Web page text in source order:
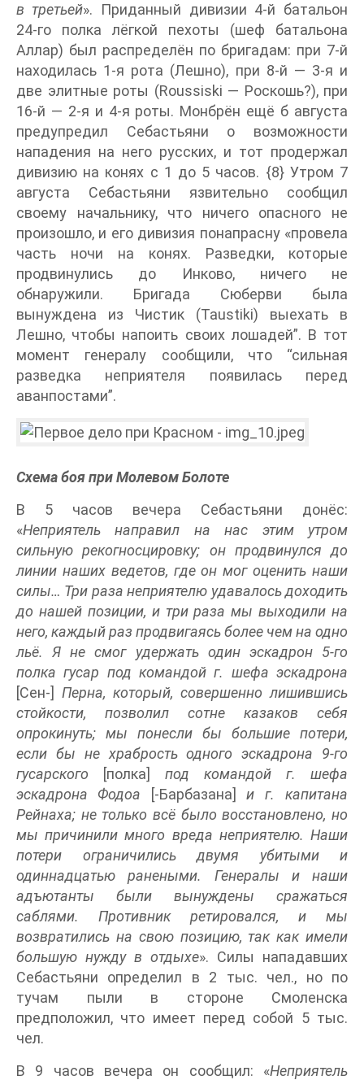
в третьей». Приданный дивизии 4-й батальон
24-го полка лёгкой пехоты (шеф батальона
Аллар) был распределён по бригадам: при 7-й
находилась 1-я рота (Лешно), при 8-й — 3-я и
две элитные роты (Roussiski — Роскошь?), при
16-й — 2-я и 4-я роты. Монбрён ещё б августа
предупредил Себастьяни о возможности
нападения на него русских, и тот продержал
дивизию на конях с 1 до 5 часов. {8} Утром 7
августа Себастьяни язвительно сообщил
своему начальнику, что ничего опасного не
произошло, и его дивизия понапрасну «провела
часть ночи на конях. Разведки, которые
продвинулись до Инково, ничего не
обнаружили. Бригада Сюберви была
вынуждена из Чистик (Taustiki) выехать в
Лешно, чтобы напоить своих лошадей”. В тот
момент генералу сообщили, что “сильная
разведка неприятеля появилась перед
аванпостами”.
Схема боя при Молевом Болоте
В 5 часов вечера Себастьяни донёс:
«Неприятель направил на нас этим утром
сильную рекогносцировку; он продвинулся до
линии наших ведетов, где он мог оценить наши
силы… Три раза неприятелю удавалось доходить
до нашей позиции, и три раза мы выходили на
него, каждый раз продвигаясь более чем на одно
льё. Я не смог удержать один эскадрон 5-го
полка гусар под командой г. шефа эскадрона
[Сен-] Перна, который, совершенно лишившись
стойкости, позволил сотне казаков себя
опрокинуть; мы понесли бы большие потери,
если бы не храбрость одного эскадрона 9-го
гусарского [полка] под командой г. шефа
эскадрона Фодоа [-Барбазана] и г. капитана
Рейнаха; не только всё было восстановлено, но
мы причинили много вреда неприятелю. Наши
потери ограничились двумя убитыми и
одиннадцатью ранеными. Генералы и наши
адъютанты были вынуждены сражаться
саблями. Противник ретировался, и мы
возвратились на свою позицию, так как имели
большую нужду в отдыхе». Силы нападавших
Себастьяни определил в 2 тыс. чел., но по
тучам пыли в стороне Смоленска
предположил, что имеет перед собой 5 тыс.
чел.
В 9 часов вечера он сообщил: «Неприятель